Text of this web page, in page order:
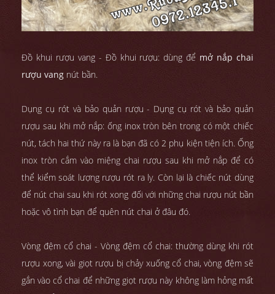
Đồ khui rượu vang - Đồ khui rượu: dùng để mở nắp chai
rượu vang nút bần.
Dụng cụ rót và bảo quản rượu - Dụng cụ rót và bảo quản
rượu sau khi mở nắp: ống inox tròn bên trong có một chiếc
nút, tách hai thứ này ra là bạn đã có 2 phụ kiện tiện ích. Ống
inox tròn cắm vào miệng chai rượu sau khi mở nắp để có
thể kiểm soát lượng rượu rót ra ly. Còn lại là chiếc nút dùng
để nút chai sau khi rót xong đối với những chai rượu nút bần
hoặc vô tình bạn để quên nút chai ở đâu đó.
Vòng đệm cổ chai - Vòng đệm cổ chai: thường dùng khi rót
rượu xong, vài giọt rượu bị chảy xuống cổ chai, vòng đệm sẽ
gắn vào cổ chai để những giọt rượu này không làm hỏng mất